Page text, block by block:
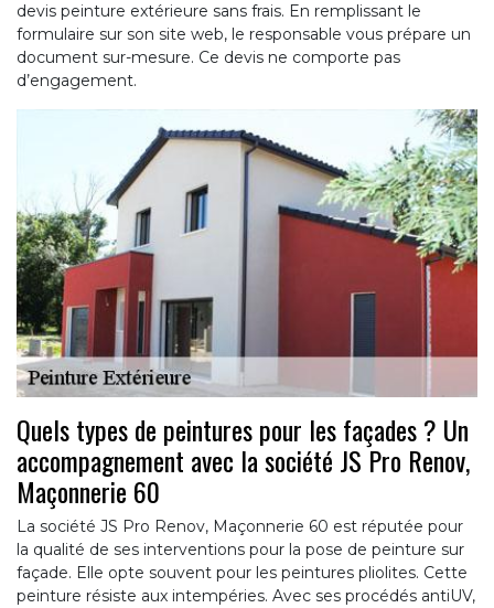
devis peinture extérieure sans frais. En remplissant le
formulaire sur son site web, le responsable vous prépare un
document sur-mesure. Ce devis ne comporte pas
d’engagement.
Quels types de peintures pour les façades ? Un
accompagnement avec la société JS Pro Renov,
Maçonnerie 60
La société JS Pro Renov, Maçonnerie 60 est réputée pour
la qualité de ses interventions pour la pose de peinture sur
façade. Elle opte souvent pour les peintures pliolites. Cette
peinture résiste aux intempéries. Avec ses procédés antiUV,